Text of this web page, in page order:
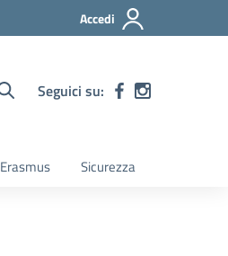
Accedi
Seguici su:
Erasmus Sicurezza